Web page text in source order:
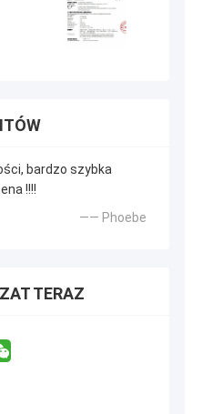
bardzo szybka
!!!!
—— Phoebe
TERAZ